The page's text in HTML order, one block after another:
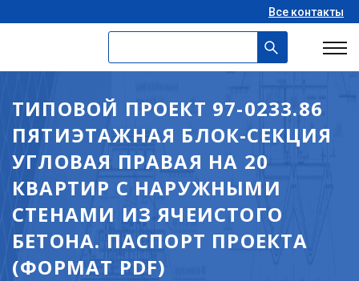
Все контакты
ТИПОВОЙ ПРОЕКТ 97-0233.86
ПЯТИЭТАЖНАЯ БЛОК-СЕКЦИЯ
УГЛОВАЯ ПРАВАЯ НА 20
КВАРТИР С НАРУЖНЫМИ
СТЕНАМИ ИЗ ЯЧЕИСТОГО
БЕТОНА. ПАСПОРТ ПРОЕКТА
(ФОРМАТ PDF)